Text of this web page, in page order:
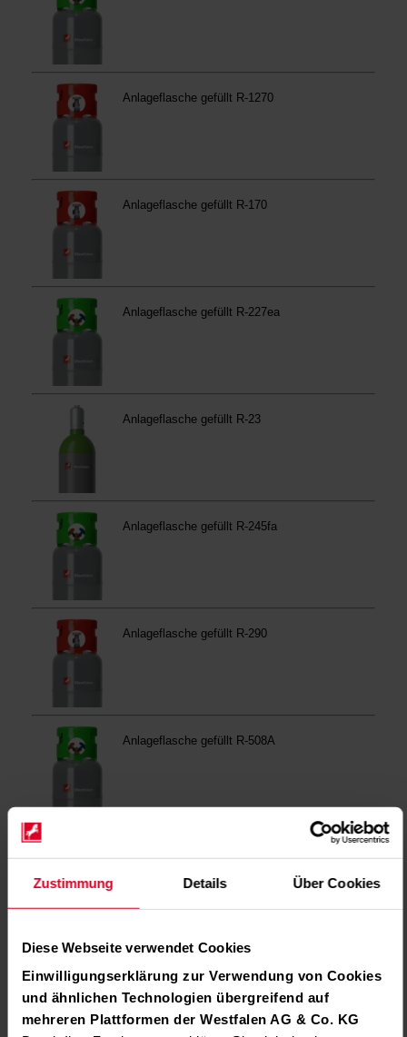
Zustimmung Details Über Cookies
Diese Webseite verwendet Cookies
Einwilligungserklärung zur Verwendung von Cookies
und ähnlichen Technologien übergreifend auf
mehreren Plattformen der Westfalen AG & Co. KG